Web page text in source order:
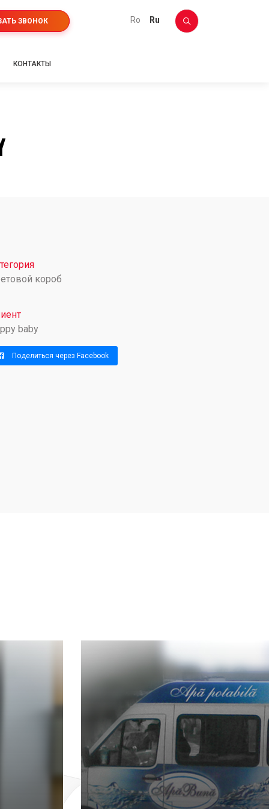
ЗВОНОК ro ru
КОНТАКТЫ
короб
baby
Поделиться через Facebook